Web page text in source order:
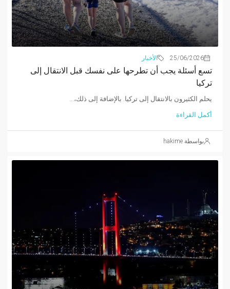
25/06/2026 الأخبار
تسع أسئلة يجب أن تطرحها على نفسك قبل الانتقال إلى
تركيا
يحلم الكثيرون بالانتقال إلى تركيا. بالإضافة إلى ذلك،...
أكمل القراءة
بواسطة hakime